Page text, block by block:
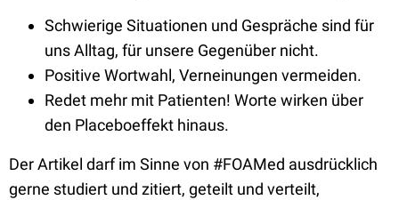
Schwierige Situationen und Gespräche sind für
uns Alltag, für unsere Gegenüber nicht.
Positive Wortwahl, Verneinungen vermeiden.
Redet mehr mit Patienten! Worte wirken über
den Placeboeffekt hinaus.
Der Artikel darf im Sinne von #FOAMed ausdrücklich
gerne studiert und zitiert, geteilt und verteilt,